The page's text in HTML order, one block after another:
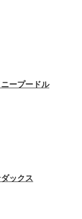
ープードル
ックス